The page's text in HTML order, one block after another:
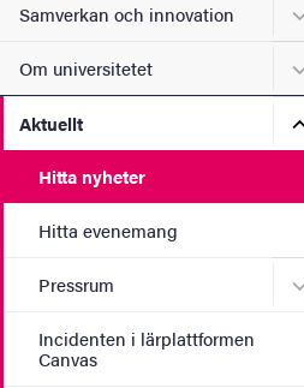
Samverkan och innovation
Om universitetet
Aktuellt
Hitta nyheter
Hitta evenemang
Pressrum
Incidenten i lärplattformen
Canvas